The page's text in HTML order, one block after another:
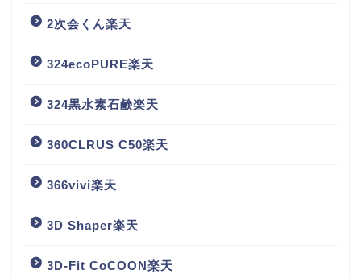
2次会くん楽天
324ecoPURE楽天
324黒水素石鹸楽天
360CLRUS C50楽天
366vivi楽天
3D Shaper楽天
3D-Fit CoCOON楽天